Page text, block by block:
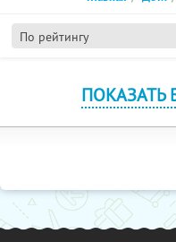
По рейтингу
ПОКАЗАТЬ